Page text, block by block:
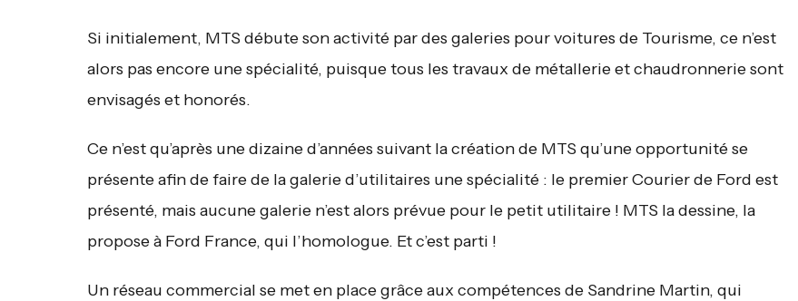
Si initialement, MTS débute son activité par des galeries pour voitures de Tourisme, ce n’est
alors pas encore une spécialité, puisque tous les travaux de métallerie et chaudronnerie sont
envisagés et honorés.
Ce n’est qu’après une dizaine d’années suivant la création de MTS qu’une opportunité se
présente afin de faire de la galerie d’utilitaires une spécialité : le premier Courier de Ford est
présenté, mais aucune galerie n’est alors prévue pour le petit utilitaire ! MTS la dessine, la
propose à Ford France, qui l’homologue. Et c’est parti !
Un réseau commercial se met en place grâce aux compétences de Sandrine Martin, qui